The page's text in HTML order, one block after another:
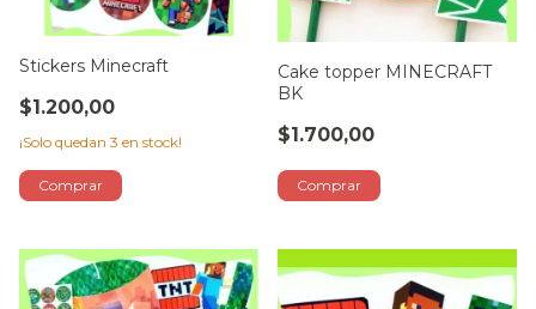
Stickers Minecraft
$1.200,00
¡Solo quedan 3 en stock!
Cake topper MINECRAFT
BK
$1.700,00